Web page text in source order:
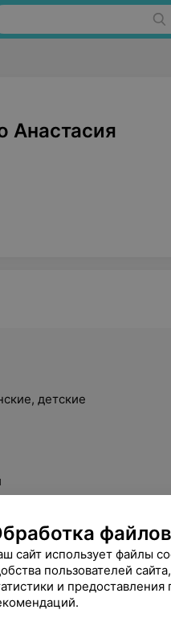
Анастасия
детские
профессионально-
сайт использует файлы
пользователей
и